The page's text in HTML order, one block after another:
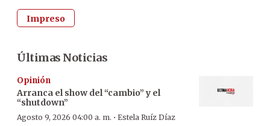
Impreso
Últimas Noticias
Opinión
Arranca el show del “cambio” y el
“shutdown”
Agosto 9, 2026 04:00 a. m. · Estela Ruíz Díaz